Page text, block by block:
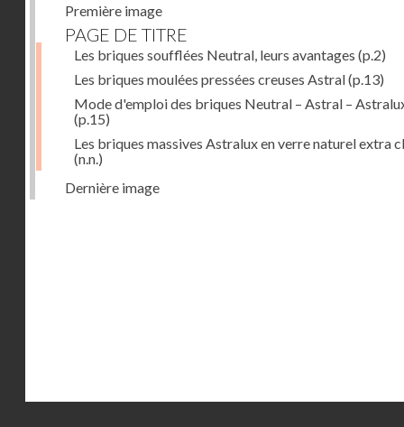
Première image
PAGE DE TITRE
Les briques soufflées Neutral, leurs avantages (p.2)
Les briques moulées pressées creuses Astral(p.13)
Mode d'emploi des briques Neutral – Astral –
(p.15)
Les briques massives Astralux en verre naturel extra
(n.n.)
Dernière image